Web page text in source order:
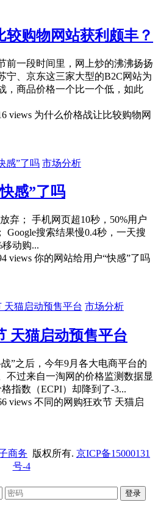
较购物网站获利颇丰？
前一段时间里，网上炒的沸沸扬扬
宁、京东这三家大型的B2C网站为
，商品价格一个比一个低，如此
views 为什么价格战让比较购物网
市场分析
感”了吗
弃； 手机网页超10秒，50%用户
Google搜索结果慢0.4秒，一天搜
动购...
views 你的网站给用户“快感”了吗
市场分析
天猫启动预售平台
”之后，今年9月各大电商平台的
不过来自一淘网的价格监测数据显
指数（ECPI）却降到了-3...
views 不同的网购狂欢节 天猫启
商务 版权所有. 京ICP备15000131
号-4